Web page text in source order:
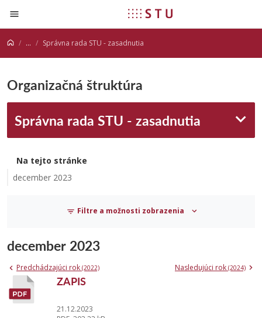
Prejsť na obsah
... Správna rada STU - zasadnutia
Organizačná štruktúra
Správna rada STU - zasadnutia
Na tejto stránke
december 2023
Filtre a možnosti zobrazenia
december 2023
Predchádzajúci rok (2022) Nasledujúci rok (2024)
ZAPIS
21.12.2023